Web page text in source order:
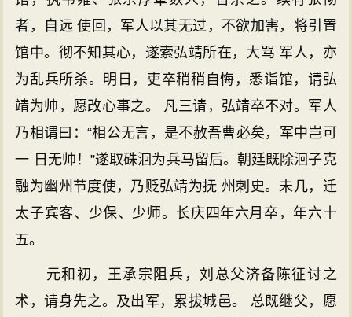
者，自远 使回，军人以其无过，不欲加害，将引置
馆中。彻不知其心，遂索弘靖所在，大骂 军人，亦
为乱兵所杀。明日，吏卒稍稍自悔，悉诣馆，请弘
靖为帅，愿改心事之。 凡三请，弘靖卒不对。军人
乃相谓曰：“相公无言，是不赦吾曹必矣，军中岂可
一 日无帅！”遂取硃洄为兵马留后。朝廷既除洄子克
融为幽州节度使，乃贬弘靖为抚 州刺史。未几，迁
太子宾客、少保、少师。长庆四年六月卒，年六十
五。
元和初，王承宗阻兵，刘总父济备陈征讨之
术，请身先之。及出军，累拔城邑。 总既继父，愿